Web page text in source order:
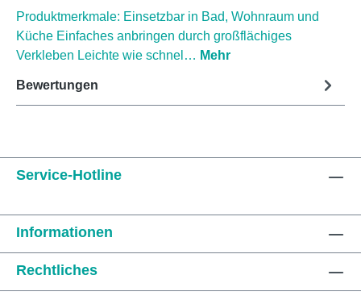
Produktmerkmale: Einsetzbar in Bad, Wohnraum und
Küche Einfaches anbringen durch großflächiges
Verkleben Leichte wie schnel… Mehr
Bewertungen
Service-Hotline
Informationen
Rechtliches